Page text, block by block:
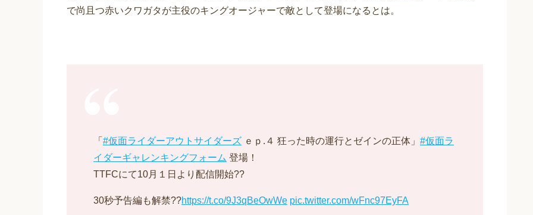
で尚且つ赤いクワガタが主役のキングオージャーで敵として登場になるとは。
「 #仮面ライダーアウトサイダーズ ｅｐ.４ 狂った時の運行とゼインの正体」 #仮面ラ
イダーギャレンキングフォーム 登場！
TTFCにて10月１日より配信開始??
30秒予告編も解禁??https://t.co/9J3qBeOwWe pic.twitter.com/wFnc97EyFA